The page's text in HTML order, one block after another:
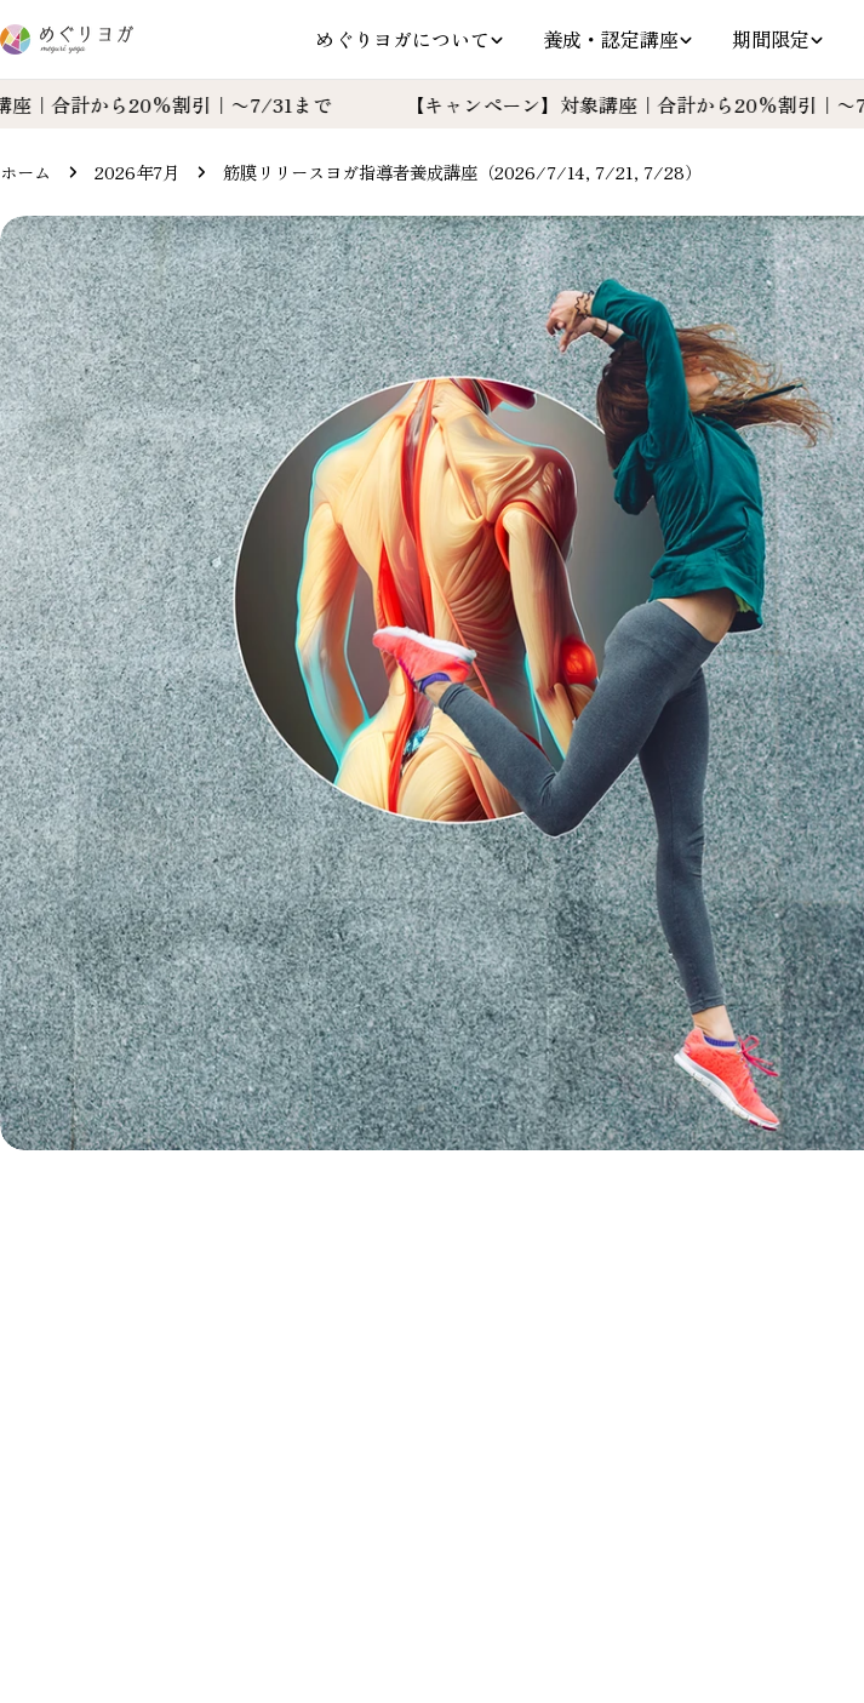
ン
テ
ン
に
キ
ッ
プ
めぐりヨガについて 養成・認定講座 期間限定
から20%割引｜〜7/31まで 【キャンペーン】対象講座｜合計から20%割引｜〜7/31まで
ホーム 2026年7月 筋膜リリースヨガ指導者養成講座（2026/7/14, 7/21, 7/28）
製
品
情
報
へ
ス
キ
ッ
プ
ディア 0 をモーダルで開く